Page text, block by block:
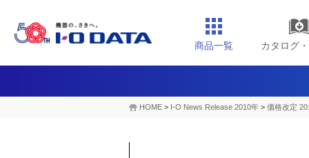
商品一覧 カタログ
HOME > I-O News Release 2010年 > 価格改定